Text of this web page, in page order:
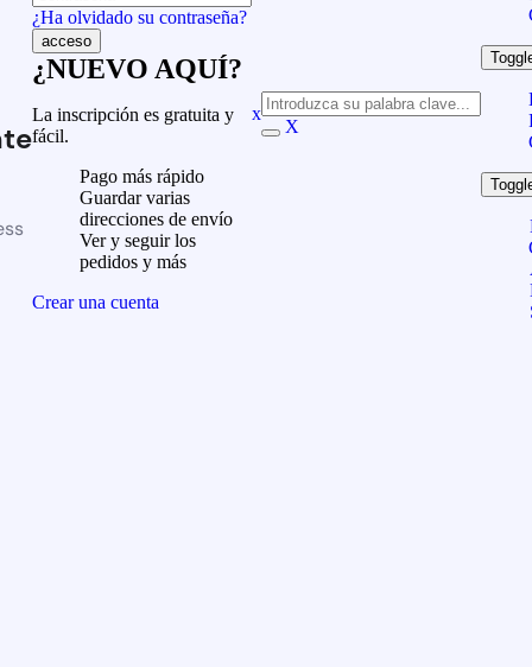
¿Ha olvidado su contraseña?
¿NUEVO AQUÍ?
La inscripción es gratuita y
fácil.
Pago más rápido
Guardar varias
direcciones de envío
Ver y seguir los
pedidos y más
Crear una cuenta
x
X